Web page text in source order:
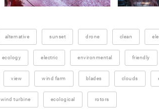
alternative sunset drone clean
ecology electric environmental friendly
view wind farm blades clouds
wind turbine ecological rotors